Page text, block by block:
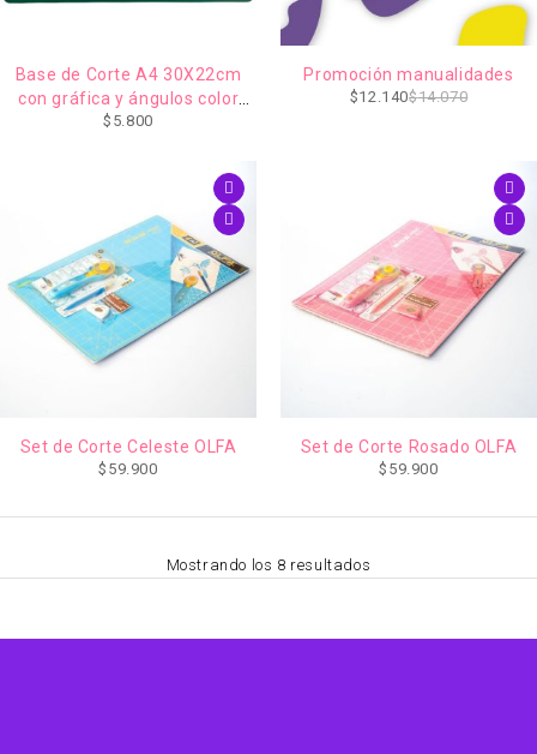
Base de Corte A4 30X22cm
con gráfica y ángulos color
Verde
$ 5.800
IMPERDIBLE
Promoción manualidades
$14.070
$12.140
Set de Corte Celeste OLFA
$ 59.900
Set de Corte Rosado OLFA
$ 59.900
Mostrando los 8 resultados